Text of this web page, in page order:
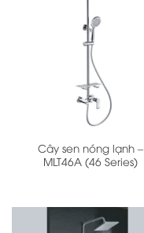
Cây sen nóng lạnh –
MLT46A (46 Series)